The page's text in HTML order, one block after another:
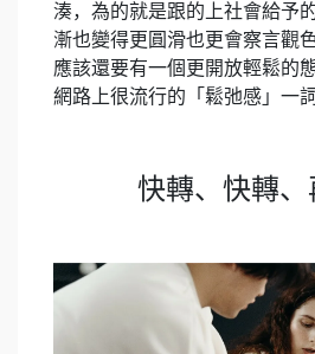
湊，為的就是跟的上社會給予
漸也變得更圓滑也更會察言觀
應該還要有一個更開放輕鬆的
網路上很流行的「鬆弛感」一詞
快轉、快轉、